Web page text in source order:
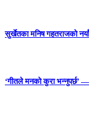
सुर्खेतका मनिष गहतराजको
‘गीतले मनको कुरा